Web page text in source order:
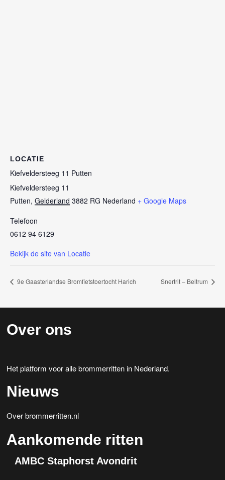
LOCATIE
Kiefveldersteeg 11 Putten
Kiefveldersteeg 11
Putten, Gelderland 3882 RG Nederland + Google Maps
Telefoon
0612 94 6129
Bekijk de site van Locatie
9e Gaasterlandse Bromfietstoertocht Harich Snertrit – Beltrum
Over ons
Het platform voor alle brommerritten in Nederland.
Nieuws
Over brommerritten.nl
Aankomende ritten
AMBC Staphorst Avondrit